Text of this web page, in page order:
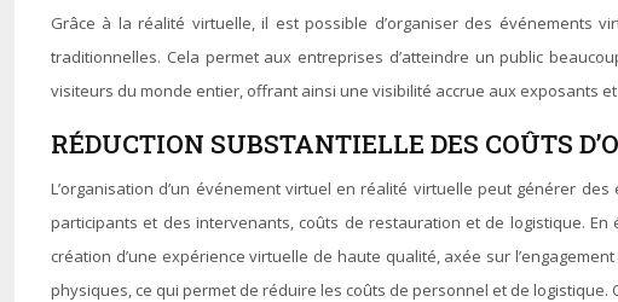
Grâce à la réalité virtuelle, il est possible d’organiser des événements
traditionnelles. Cela permet aux entreprises d’atteindre un public
visiteurs du monde entier, offrant ainsi une visibilité accrue aux exposants
RÉDUCTION SUBSTANTIELLE DES COÛTS
L’organisation d’un événement virtuel en réalité virtuelle peut générer
participants et des intervenants, coûts de restauration et de logistique.
création d’une expérience virtuelle de haute qualité, axée sur
physiques, ce qui permet de réduire les coûts de personnel et de